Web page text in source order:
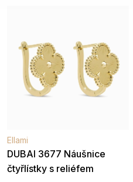
DUBAI 3677 Náušnice
čtyřlístky s reliéfem
Ellami